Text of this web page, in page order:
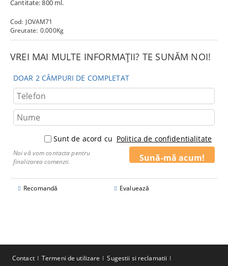
Cantitate: 800 ml.
Cod: JOVAM71
Greutate: 0.000Kg
VREI MAI MULTE INFORMAȚII? TE SUNĂM NOI!
DOAR 2 CÂMPURI DE COMPLETAT
Sunt de acord cu Politica de confidentialitate
Noi vă vom contacta pentru
finalizarea comenzii.
Recomandă Evaluează
Contact Termeni de utilizare
Sugestii si reclamatii